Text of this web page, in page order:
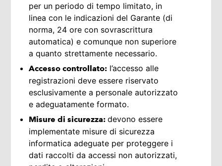
per un periodo di tempo limitato, in
linea con le indicazioni del Garante (di
norma, 24 ore con sovrascrittura
automatica) e comunque non superiore
a quanto strettamente necessario.
Accesso controllato: l’accesso alle
registrazioni deve essere riservato
esclusivamente a personale autorizzato
e adeguatamente formato.
Misure di sicurezza:devono essere
implementate misure di sicurezza
informatica adeguate per proteggere i
dati raccolti da accessi non autorizzati,